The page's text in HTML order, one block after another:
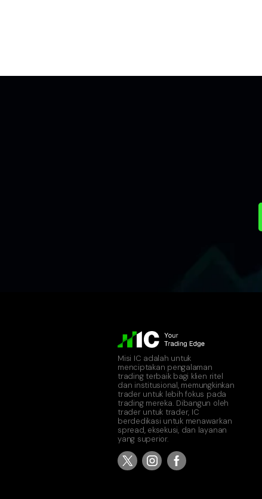
Misi IC adalah untuk
menciptakan pengalaman
trading terbaik bagi klien ritel
dan institusional, memungkinkan
trader untuk lebih fokus pada
trading mereka. Dibangun oleh
trader untuk trader, IC
berdedikasi untuk menawarkan
spread, eksekusi, dan layanan
yang superior.